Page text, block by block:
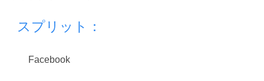
スプリット：
Facebook